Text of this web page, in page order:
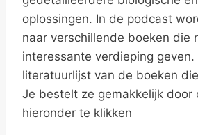
oplossingen. In de podcast
naar verschillende boeken die
interessante verdieping
literatuurlijst van de boeken
Je bestelt ze gemakkelijk door
hieronder te klikken